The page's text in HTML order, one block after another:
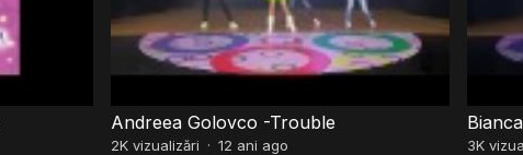
Andreea Golovco -Trouble
2Kvizualizări · 12 ani ago 3K